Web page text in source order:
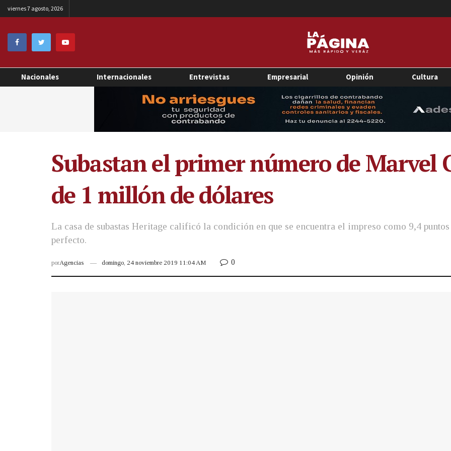
viernes 7 agosto, 2026
Nacionales Internacionales Entrevistas Empresarial Opinión Cultura
Subastan el primer número de Marvel
de 1 millón de dólares
La casa de subastas Heritage calificó la condición en que se encuentra el impreso como 9,4
perfecto.
porAgencias domingo, 24 noviembre 2019 11:04 AM 0